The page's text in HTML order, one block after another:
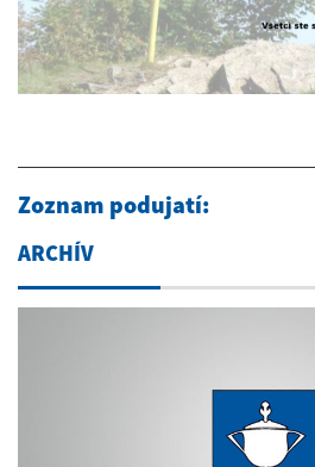
Zoznam podujatí:
ARCHÍV